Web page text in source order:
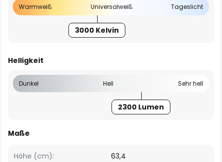
Warmweiß Universalweiß Tageslicht
3000 Kelvin
Helligkeit
Dunkel Hell Sehr hell
2300 Lumen
Maße
Höhe (cm):
63,4